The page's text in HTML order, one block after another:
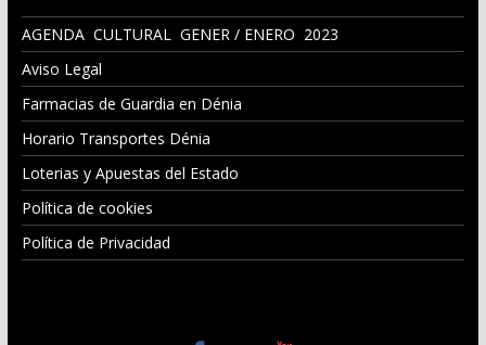
AGENDA CULTURAL GENER / ENERO 2023
Aviso Legal
Farmacias de Guardia en Dénia
Horario Transportes Dénia
Loterias y Apuestas del Estado
Política de cookies
Política de Privacidad